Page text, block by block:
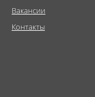
Вакансии
Контакты